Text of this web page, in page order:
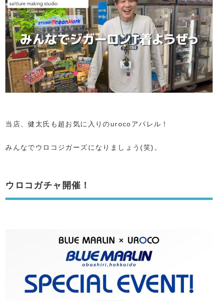
当店、健太氏も超お気に入りのurocoアパレル！
みんなでウロコジガーズになりましょう(笑)。
ウロコガチャ開催！